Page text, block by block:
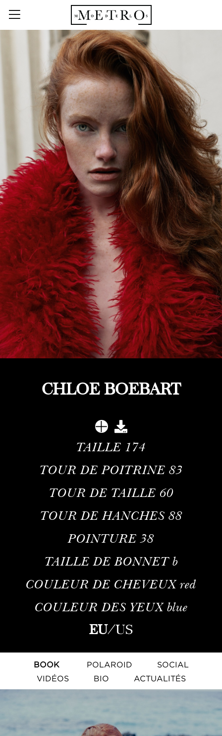
CHLOE BOEBART
TAILLE 174
TOUR DE POITRINE 83
TOUR DE TAILLE 60
TOUR DE HANCHES 88
POINTURE 38
TAILLE DE BONNET b
COULEUR DE CHEVEUXred
COULEUR DES YEUXblue
EU/US
BOOK POLAROID
SOCIAL
VIDÉOS
BIO ACTUALITÉS